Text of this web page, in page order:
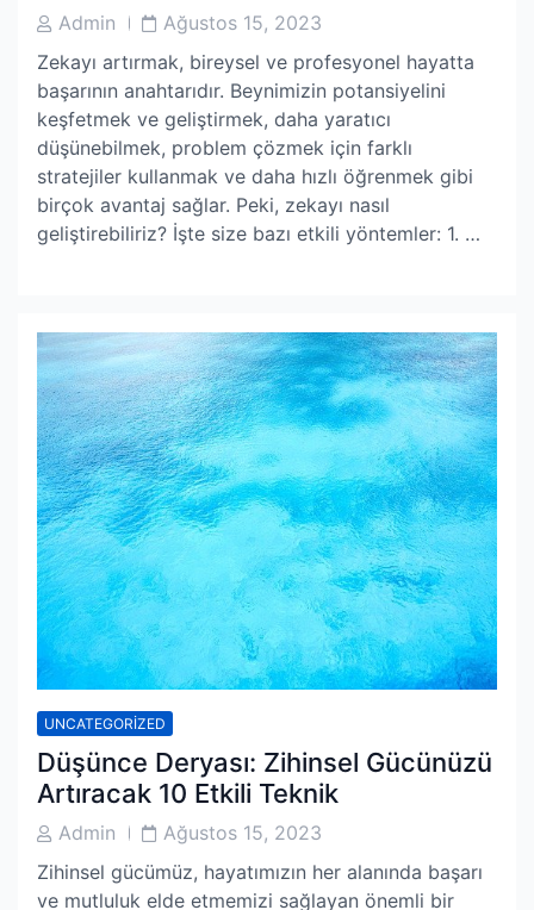
PostAdmin
PostAğustos 15, 2023
Zekayı artırmak, bireysel ve profesyonel hayatta
başarının anahtarıdır. Beynimizin potansiyelini
keşfetmek ve geliştirmek, daha yaratıcı
düşünebilmek, problem çözmek için farklı
stratejiler kullanmak ve daha hızlı öğrenmek gibi
birçok avantaj sağlar. Peki, zekayı nasıl
geliştirebiliriz? İşte size bazı etkili yöntemler: 1. …
UNCATEGORIZED
Düşünce Deryası: Zihinsel Gücünüzü
Artıracak 10 Etkili Teknik
PostAdmin
PostAğustos 15, 2023
Zihinsel gücümüz, hayatımızın her alanında başarı
ve mutluluk elde etmemizi sağlayan önemli bir